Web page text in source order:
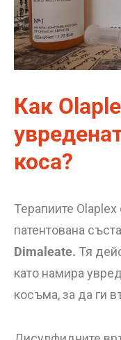
Как
коса?
Терапиите
патентована
Dimaleate. Тя
като намира
косъма, за да ги